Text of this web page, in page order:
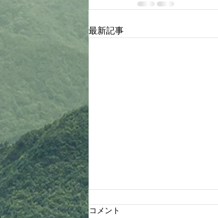
最新記事
木部先生より連絡！
コメント